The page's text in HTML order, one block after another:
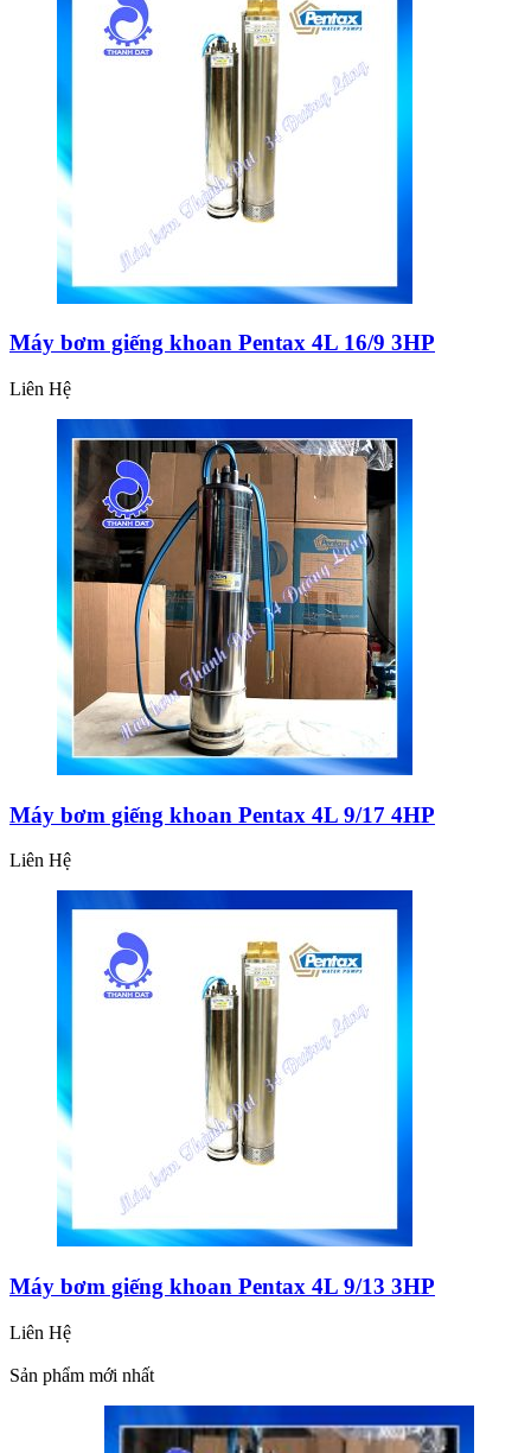
Máy bơm giếng khoan Pentax 4L 16/9 3HP
Liên Hệ
Máy bơm giếng khoan Pentax 4L 9/17 4HP
Liên Hệ
Máy bơm giếng khoan Pentax 4L 9/13 3HP
Liên Hệ
Sản phẩm mới nhất